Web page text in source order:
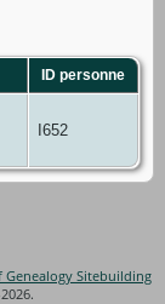
ID personne
I652
Genealogy Sitebuilding